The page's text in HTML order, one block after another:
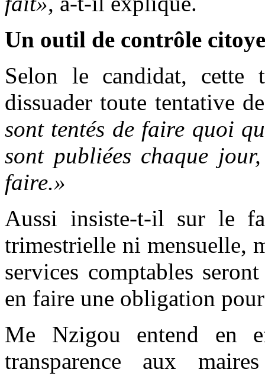
Un outil de contrôle
Selon le candidat, cette
dissuader toute tentative
sont tentés de faire quoi
sont publiées chaque
faire.»
Aussi insiste-t-il sur le
trimestrielle ni mensuelle,
services comptables
en faire une obligation
Me Nzigou entend en
transparence aux